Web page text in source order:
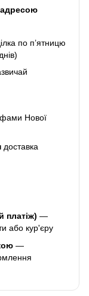
адресою
по п’ятницю
Нової
доставка
платіж) —
або кур'єру
—